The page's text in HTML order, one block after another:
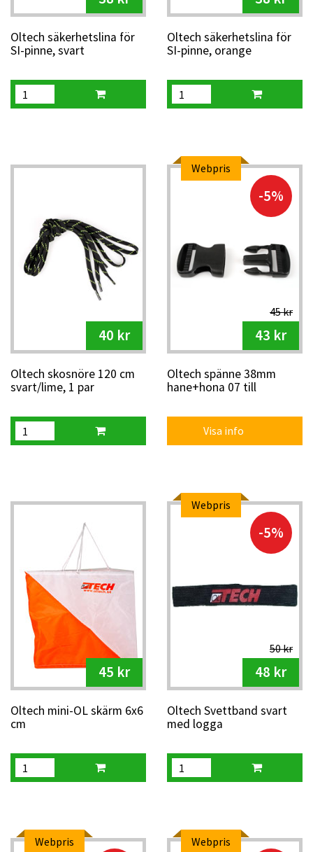
Oltech säkerhetslina för
SI-pinne, svart
Oltech säkerhetslina för
SI-pinne, orange
40 kr
Oltech skosnöre 120 cm
svart/lime, 1 par
Webpris
-5%
45 kr
43 kr
Oltech spänne 38mm
hane+hona 07 till
Visa info
45 kr
Oltech mini-OL skärm 6x6
cm
Webpris
-5%
50 kr
48 kr
Oltech Svettband svart
med logga
Webpris Webpris